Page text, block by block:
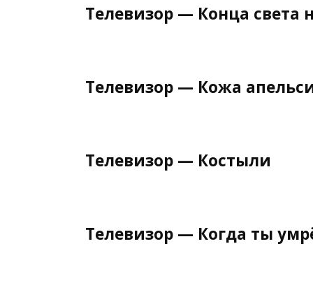
Телевизор — Конца света
Телевизор — Кожа
Телевизор — Костыли
Телевизор — Когда ты